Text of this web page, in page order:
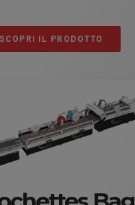
SCOPRI IL PRODOTTO